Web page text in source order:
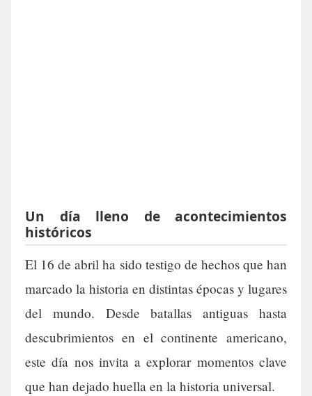
Un día lleno de acontecimientos
históricos
El 16 de abril ha sido testigo de hechos que han
marcado la historia en distintas épocas y lugares
del mundo. Desde batallas antiguas hasta
descubrimientos en el continente americano,
este día nos invita a explorar momentos clave
que han dejado huella en la historia universal.